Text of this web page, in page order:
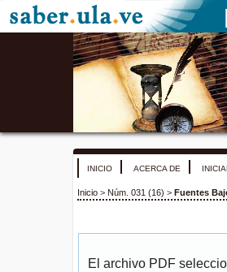
INICIO ACERCA DE
Inicio > Núm. 031 (16) > Fuentes
El archivo PDF